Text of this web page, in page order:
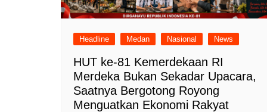
Headline Medan Nasional News
HUT ke-81 Kemerdekaan RI
Merdeka Bukan Sekadar Upacara,
Saatnya Bergotong Royong
Menguatkan Ekonomi Rakyat